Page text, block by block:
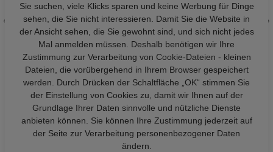
Sie suchen, viele Klicks sparen und keine Werbung für Dinge
sehen, die Sie nicht interessieren. Damit Sie die Website in
der Ansicht sehen, die Sie gewohnt sind, und sich nicht jedes
Mal anmelden müssen. Deshalb benötigen wir Ihre
Zustimmung zur Verarbeitung von Cookie-Dateien - kleinen
Dateien, die vorübergehend in Ihrem Browser gespeichert
werden. Durch Drücken der Schaltfläche „OK“ stimmen Sie
der Einstellung von Cookies zu, damit wir Ihnen auf der
Grundlage Ihrer Daten sinnvolle und nützliche Dienste
anbieten können. Sie können Ihre Zustimmung jederzeit auf
der Seite zur Verarbeitung personenbezogener Daten
ändern.